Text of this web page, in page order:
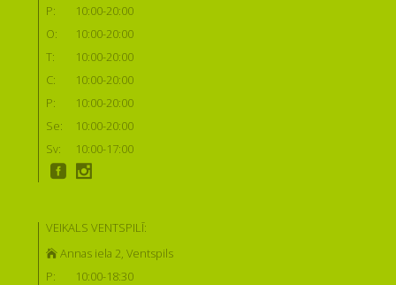
P:
10:00-20:00
O:
10:00-20:00
T:
10:00-20:00
C:
10:00-20:00
P:
10:00-20:00
Se:
10:00-20:00
Sv:
10:00-17:00
VEIKALS VENTSPILĪ:
Annas iela 2, Ventspils
P:
10:00-18:30